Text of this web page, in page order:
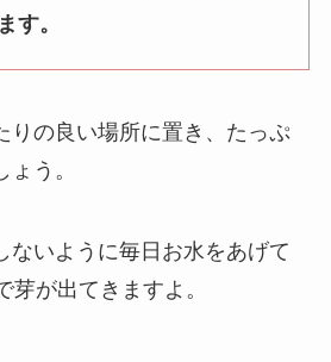
す。
りの良い場所に置き、たっぷ
う。
ないように毎日お水をあげて
芽が出てきますよ。